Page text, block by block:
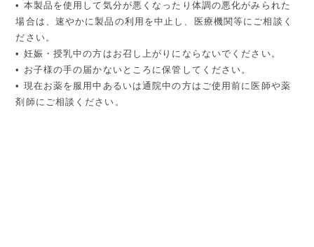
• 本製品を使用して気分が悪くなったり体調の悪化がみられた
場合は、速やかに製品の利用を中止し、医療機関等にご相談く
ださい。
• 妊娠・授乳中の方はお召し上がりにならないでください。
• お子様の手の届かないところに保管してください。
• 現在お薬を服用中あるいは通院中の方はご使用前に医師や薬
剤師にご相談ください。